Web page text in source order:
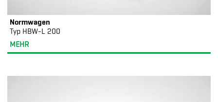
Normwagen
Typ HBW-L 200
MEHR